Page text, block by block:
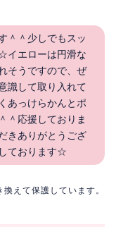
＾＾少しでもスッ
イエローは円滑な
そうですので、ぜ
識して取り入れて
あっけらかんとポ
＾応援しておりま
きありがとうござ
ております☆
えて保護しています。